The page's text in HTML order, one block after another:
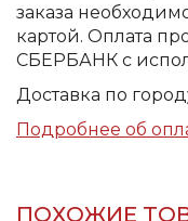
заказа
картой. Оплата
СБЕРБАНК с
Доставка по
Подробнее об
ПОХОЖИЕ